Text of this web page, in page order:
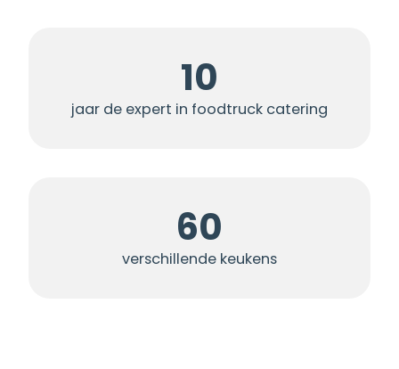
10
jaar de expert in foodtruck catering
60
verschillende keukens